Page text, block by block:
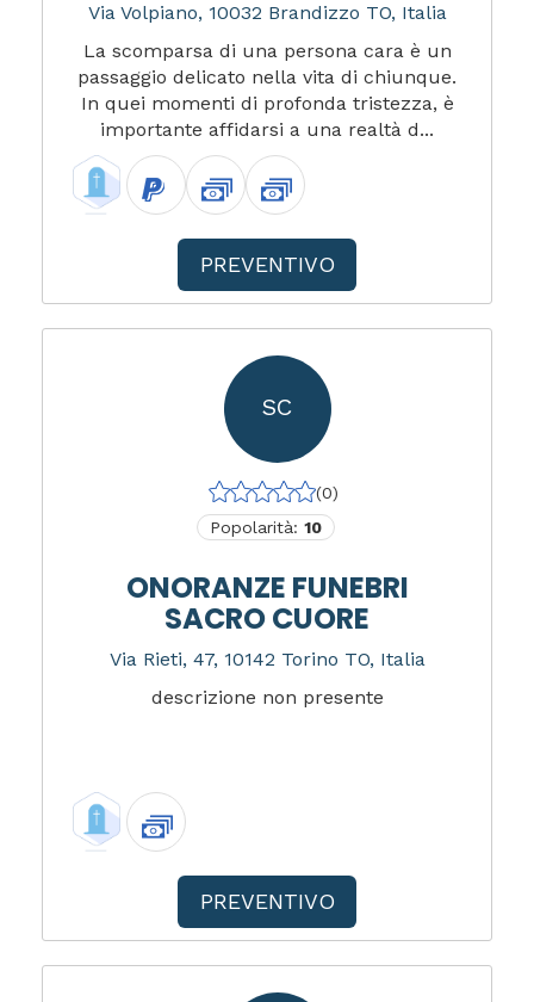
Via Volpiano, 10032 Brandizzo TO, Italia
La scomparsa di una persona cara è un
passaggio delicato nella vita di chiunque.
In quei momenti di profonda tristezza, è
importante affidarsi a una realtà d...
PREVENTIVO
SC
(0)
Popolarità: 10
ONORANZE FUNEBRI
SACRO CUORE
Via Rieti, 47, 10142 Torino TO, Italia
descrizione non presente
PREVENTIVO